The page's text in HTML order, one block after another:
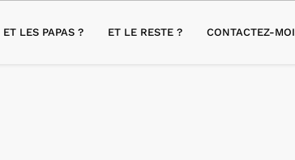
ET LES PAPAS ? ET LE RESTE ? CONTACTEZ-MOI